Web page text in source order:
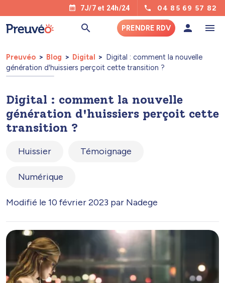
7J/7 et 24h/24 04 85 69 57 82
PRENDRE RDV
Preuvéo Blog Digital
Digital : comment la nouvelle
génération d'huissiers perçoit cette transition ?
Digital : comment la nouvelle
génération d'huissiers perçoit cette
transition ?
Huissier Témoignage
Numérique
Modifié le 10 février 2023 par Nadege